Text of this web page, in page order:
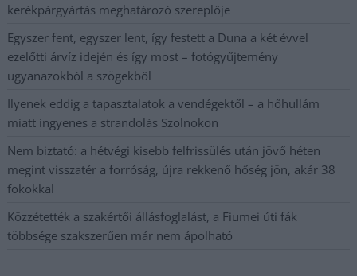
kerékpárgyártás meghatározó szereplője
Egyszer fent, egyszer lent, így festett a Duna a két évvel
ezelőtti árvíz idején és így most – fotógyűjtemény
ugyanazokból a szögekből
Ilyenek eddig a tapasztalatok a vendégektől – a hőhullám
miatt ingyenes a strandolás Szolnokon
Nem biztató: a hétvégi kisebb felfrissülés után jövő héten
megint visszatér a forróság, újra rekkenő hőség jön, akár 38
fokokkal
Közzétették a szakértői állásfoglalást, a Fiumei úti fák
többsége szakszerűen már nem ápolható